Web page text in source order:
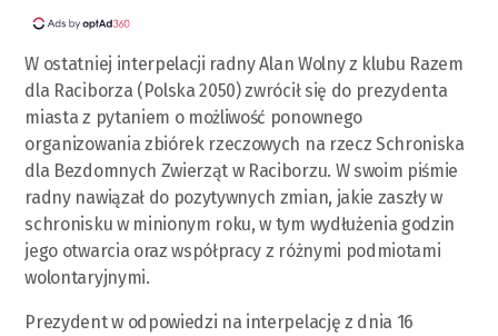
W ostatniej interpelacji radny Alan Wolny z klubu Razem
dla Raciborza (Polska 2050) zwrócił się do prezydenta
miasta z pytaniem o możliwość ponownego
organizowania zbiórek rzeczowych na rzecz Schroniska
dla Bezdomnych Zwierząt w Raciborzu. W swoim piśmie
radny nawiązał do pozytywnych zmian, jakie zaszły w
schronisku w minionym roku, w tym wydłużenia godzin
jego otwarcia oraz współpracy z różnymi podmiotami
wolontaryjnymi.
Prezydent w odpowiedzi na interpelację z dnia 16